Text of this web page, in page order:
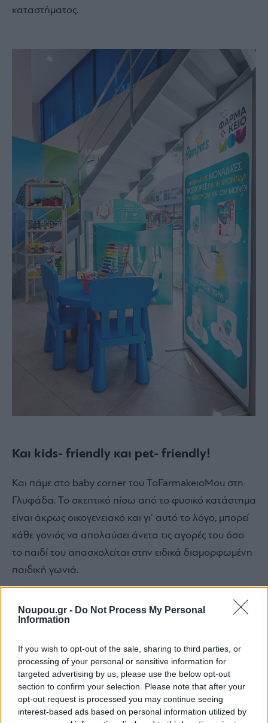
Noupou.gr - Do Not Process My Personal
Information
If you wish to opt-out of the sale, sharing to third parties, or
processing of your personal or sensitive information for
targeted advertising by us, please use the below opt-out
section to confirm your selection. Please note that after your
opt-out request is processed you may continue seeing
interest-based ads based on personal information utilized by
καταστήματος.
Και kids- friendly και pet- friendly!
Και πάμε στο baby corner του ToFarmakeioMou στη
Γλυφάδα. Το σκεπτικό πίσω από το φυσικό κατάστημα
είναι άκρως οικογενειακό και γι’ αυτό το λόγο, μπορεί
κάθε γονιός να απολαύσει άνετα τις αγορές του όσο
το παιδί του απασχολείται στην ειδικά διαμορφωμένη
παιδική γωνιά.
Από ένα τέτοιο Φαρμακείο που διαθέτει τα πάντα για
ειδική γωνιά αγάπης για τα κατοικίδιά μας. Είναι ένα
pet- friendly φαρμακείο και το αποδεικνύει έμπρακτα.